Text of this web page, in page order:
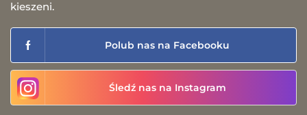
kieszeni.
Polub nas na Facebooku
Śledź nas na Instagram